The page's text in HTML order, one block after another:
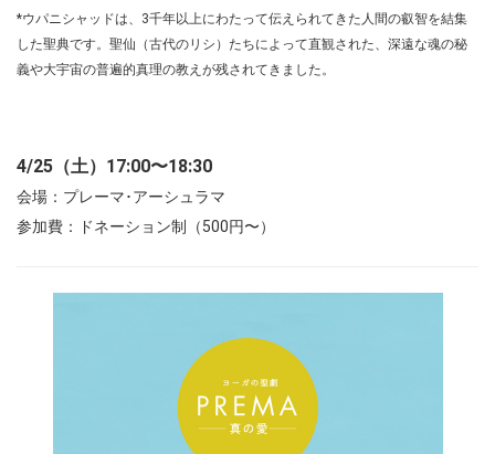
*ウパニシャッドは、3千年以上にわたって伝えられてきた人間の叡智を結集
した聖典です。聖仙（古代のリシ）たちによって直観された、深遠な魂の秘
義や大宇宙の普遍的真理の教えが残されてきました。
4/25（土）17:00〜18:30
会場：プレーマ･アーシュラマ
参加費：ドネーション制（500円〜）